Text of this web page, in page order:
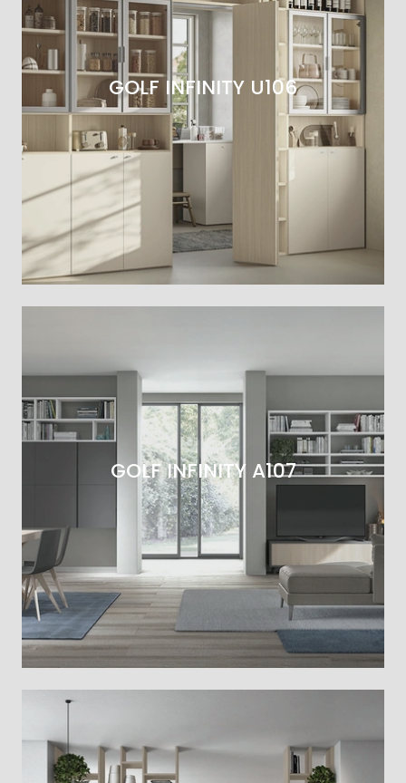
GOLF INFINITY U106
GOLF INFINITY A107